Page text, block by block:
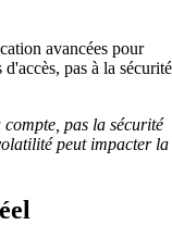
avancées pour
pas à la sécurité
compte, pas la sécurité
peut impacter la